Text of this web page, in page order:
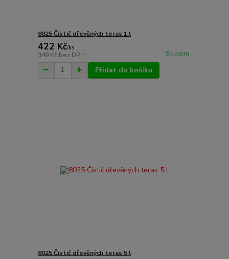
8025 Čistič dřevěných teras 1 l
422 Kč/ks
349 Kč bez DPH Skladem
Přidat do košíku
8025 Čistič dřevěných teras 5 l